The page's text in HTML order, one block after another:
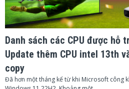
Danh sách các CPU được hỗ
Update thêm CPU intel 13th
copy
Đã hơn một tháng kể từ khi Microsoft công